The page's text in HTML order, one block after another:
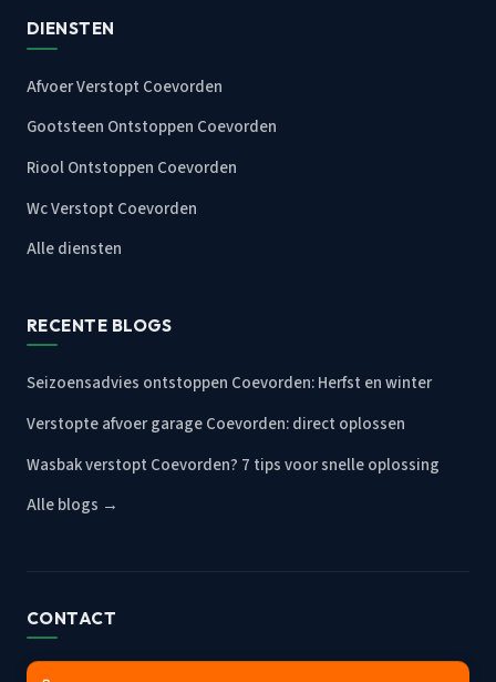
DIENSTEN
Afvoer Verstopt Coevorden
Gootsteen Ontstoppen Coevorden
Riool Ontstoppen Coevorden
Wc Verstopt Coevorden
Alle diensten
RECENTE BLOGS
Seizoensadvies ontstoppen Coevorden: Herfst en winter
Verstopte afvoer garage Coevorden: direct oplossen
Wasbak verstopt Coevorden? 7 tips voor snelle oplossing
Alle blogs →
CONTACT